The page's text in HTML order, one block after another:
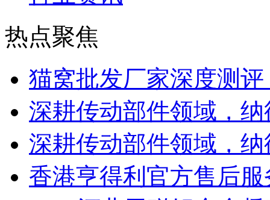
热点聚焦
猫窝批发厂家深度测
深耕传动部件领域，
深耕传动部件领域，
香港亨得利官方售后